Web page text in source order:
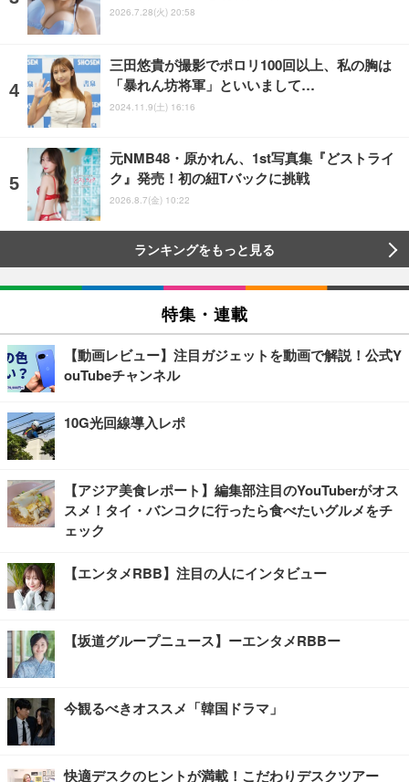
2026.7.28(火) 20:58
三田悠貴が撮影でポロリ100回以上、私の胸は
「暴れん坊将軍」といいまして…
2024.11.9(土) 16:16
元NMB48・原かれん、1st写真集『どストライ
ク』発売！初の紐Tバックに挑戦
2026.8.7(金) 10:22
ランキングをもっと見る
特集・連載
【動画レビュー】注目ガジェットを動画で解説！公式Y
ouTubeチャンネル
10G光回線導入レポ
【アジア美食レポート】編集部注目のYouTuberがオス
スメ！タイ・バンコクに行ったら食べたいグルメをチ
ェック
【エンタメRBB】注目の人にインタビュー
【坂道グループニュース】ーエンタメRBBー
今観るべきオススメ「韓国ドラマ」
快適デスクのヒントが満載！こだわりデスクツアー